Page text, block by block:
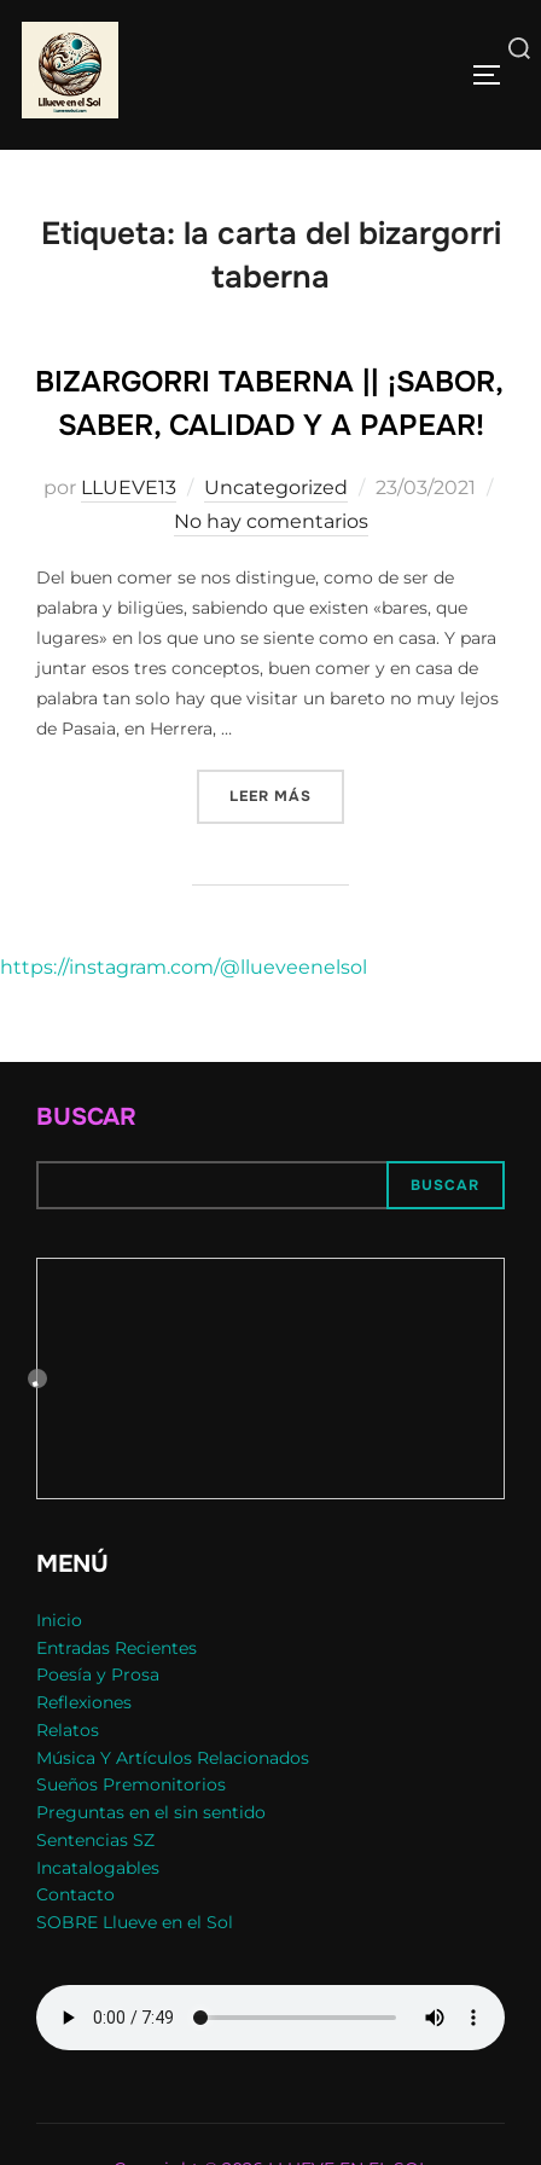
contenido
Buscar:
Etiqueta: la carta del bizargorri
taberna
BIZARGORRI TABERNA || ¡SABOR,
SABER, CALIDAD Y A PAPEAR!
por LLUEVE13 Uncategorized
Publicado
23/03/2021
No hay comentarios
Del buen comer se nos distingue, como de ser de
palabra y biligües, sabiendo que existen «bares, que
lugares» en los que uno se siente como en casa. Y para
juntar esos tres conceptos, buen comer y en casa de
palabra tan solo hay que visitar un bareto no muy lejos
de Pasaia, en Herrera, …
LEER MÁS
https://instagram.com/@llueveenelsol
BUSCAR
BUSCAR
MENÚ
Inicio
Entradas Recientes
Poesía y Prosa
Reflexiones
Relatos
Música Y Artículos Relacionados
Sueños Premonitorios
Preguntas en el sin sentido
Sentencias SZ
Incatalogables
Contacto
SOBRE Llueve en el Sol